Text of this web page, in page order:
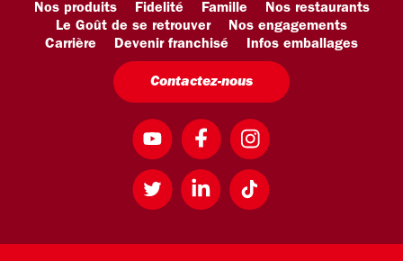
Inscrivez-vous
Nos produits Fidelité Famille
Nos restaurants
Le Goût de se retrouver
Nos engagements
Carrière
Devenir franchisé Infos emballages
Contactez-nous